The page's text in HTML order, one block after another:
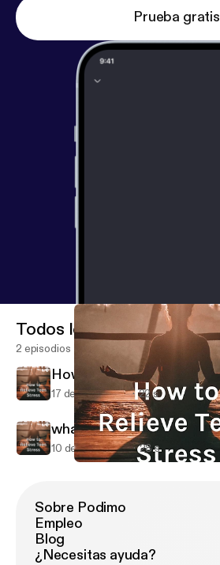
Prueba gratis
Todos los episodios
2 episodios
How to relieve teen stress
17 de jul de 2019 22 s
what is stress?
10 de jul de 2019 28 s
Sobre Podimo
Empleo
Blog
¿Necesitas ayuda?